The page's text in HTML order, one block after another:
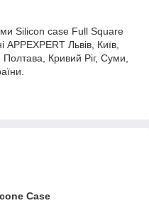
Silicon case Full Square
APPEXPERT Львів, Київ,
Кривий Ріг, Суми,
Case